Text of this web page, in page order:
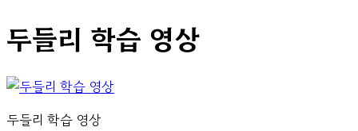
두들리 학습 영상
두들리 학습 영상